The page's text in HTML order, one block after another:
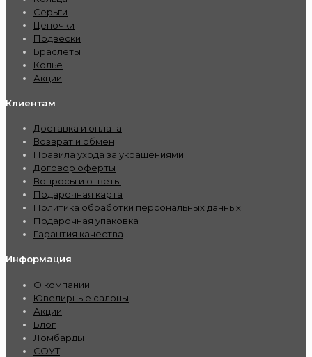
Серьги
Цепочки
Подвески
Браслеты
Колье
Акции
Клиентам
Доставка и оплата
Возврат и обмен
Правила ухода за украшениями
Договор оферты
Вопросы и ответы
Подарочная карта
Политика обработки персональных данных
Подарочная упаковка
Гарантия качества
Информация
О компании
Ювелирные салоны
Акции
Блог
Ломбарды
СОУТ